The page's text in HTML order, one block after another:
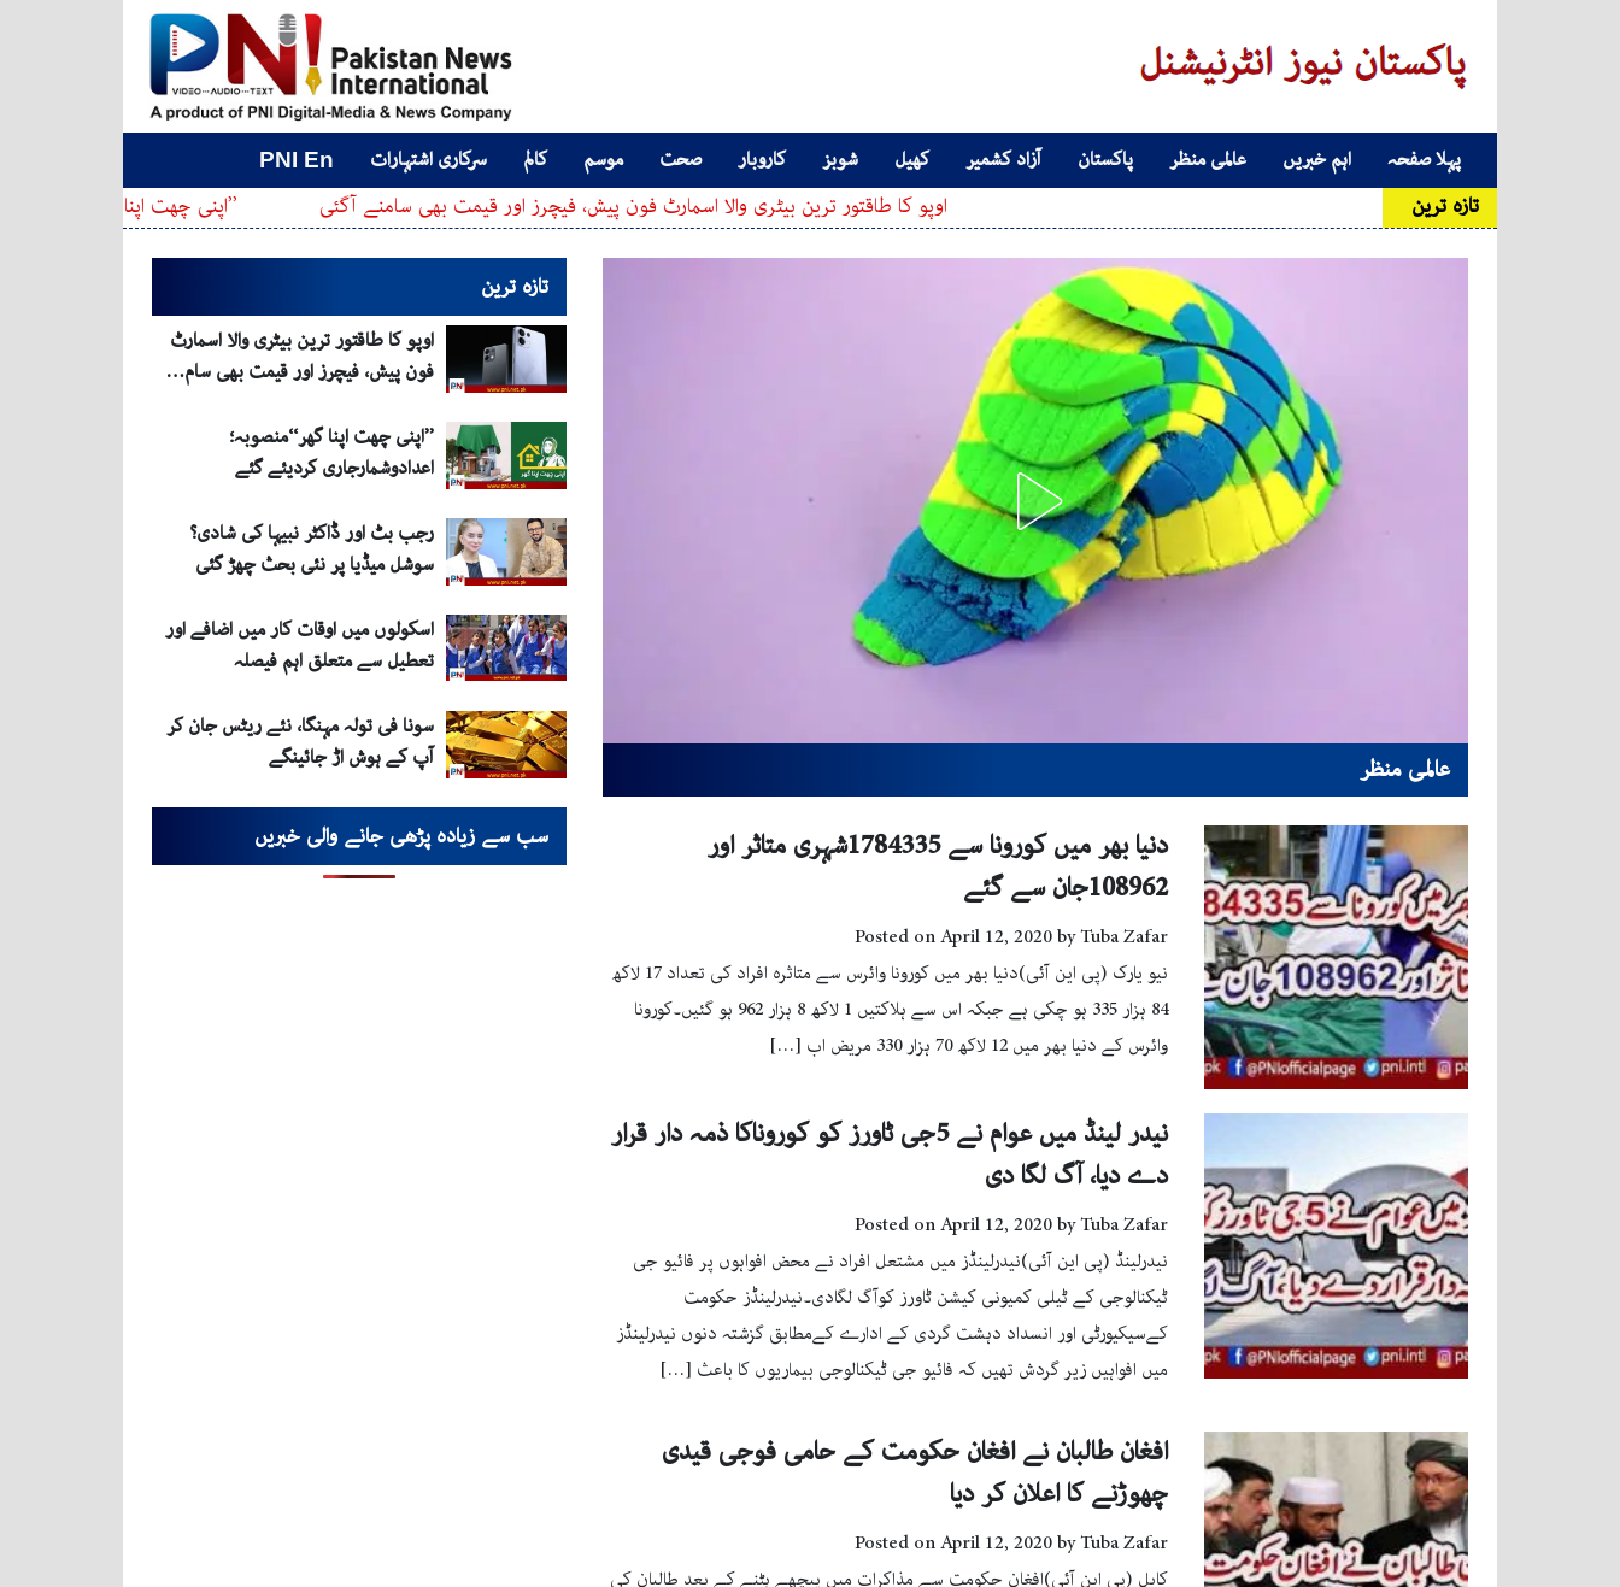
Main Navigationپہلا صفحہ اہم خبریں عالمی منظر پاکستان آزاد کشمیر کھیل شوبز کاروبار صحت موسم کالم سرکاری اشتہارات PNI En
تازہ ترین ’’اپنی چھت اپنا اوپو کا طاقتور ترین بیٹری والا اسمارٹ فون پیش، فیچرز اور قیمت بھی سامنے آگئی
عالمی منظر
دنیا بھر میں کورونا سے 1784335شہری متاثر اور
108962جان سے گئے
Posted onApril 12, 2020byTuba Zafar
نیو یارک (پی این آئی)دنیا بھر میں کورونا وائرس سے متاثرہ افراد کی تعداد 17 لاکھ
84 ہزار 335 ہو چکی ہے جبکہ اس سے ہلاکتیں 1 لاکھ 8 ہزار 962 ہو گئیں۔کورونا
وائرس کے دنیا بھر میں 12 لاکھ 70 ہزار 330 مریض اب […]
نیدر لینڈ میں عوام نے 5جی ٹاورز کو کوروناکا ذمہ دار قرار
دے دیا، آگ لگا دی
Posted onApril 12, 2020byTuba Zafar
نیدرلینڈ (پی این آئی)نیدرلینڈز میں مشتعل افراد نے محض افواہوں پر فائیو جی
ٹیکنالوجی کے ٹیلی کمیونی کیشن ٹاورز کوآگ لگادی۔نیدرلینڈز حکومت
کےسیکیورٹی اور انسداد دہشت گردی کے ادارے کےمطابق گزشتہ دنوں نیدرلینڈز
میں افواہیں زیر گردش تھیں کہ فائیو جی ٹیکنالوجی بیماریوں کا باعث […]
افغان طالبان نے افغان حکومت کے حامی فوجی قیدی
چھوڑنے کا اعلان کر دیا
Posted onApril 12, 2020byTuba Zafar
کابل (پی این آئی)افغان حکومت سے مذاکرات میں پیچھے ہٹنے کے بعد طالبان کی
تازہ ترین
اوپو کا طاقتور ترین بیٹری والا اسمارٹ
فون پیش، فیچرز اور قیمت بھی سام…
’’اپنی چھت اپنا گھر‘‘منصوبہ؛
اعدادوشمارجاری کردیئے گئے
رجب بٹ اور ڈاکٹر نبیہا کی شادی؟
سوشل میڈیا پر نئی بحث چھڑ گئی
اسکولوں میں اوقات کار میں اضافے اور
تعطیل سے متعلق اہم فیصلہ
سونا فی تولہ مہنگا، نئے ریٹس جان کر
آپ کے ہوش اڑ جائینگے
سب سے زیادہ پڑھی جانے والی خبریں